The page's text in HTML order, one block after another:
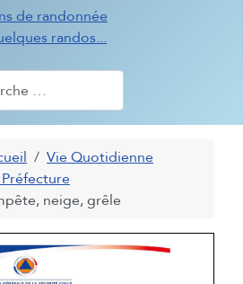
de randonnée
randos...
Vie Quotidienne
Préfecture
neige, grêle